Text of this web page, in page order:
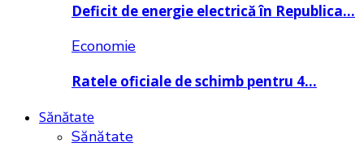
Deficit de energie electrică în Republica…
Economie
Ratele oficiale de schimb pentru 4…
Sănătate
Sănătate